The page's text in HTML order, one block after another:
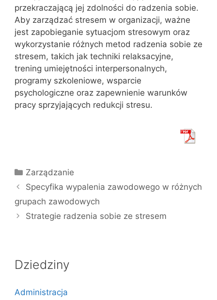
przekraczającą jej zdolności do radzenia sobie.
Aby zarządzać stresem w organizacji, ważne
jest zapobieganie sytuacjom stresowym oraz
wykorzystanie różnych metod radzenia sobie ze
stresem, takich jak techniki relaksacyjne,
trening umiejętności interpersonalnych,
programy szkoleniowe, wsparcie
psychologiczne oraz zapewnienie warunków
pracy sprzyjających redukcji stresu.
Kategorie
Zarządzanie
Specyfika wypalenia zawodowego w różnych
grupach zawodowych
Strategie radzenia sobie ze stresem
Dziedziny
Administracja